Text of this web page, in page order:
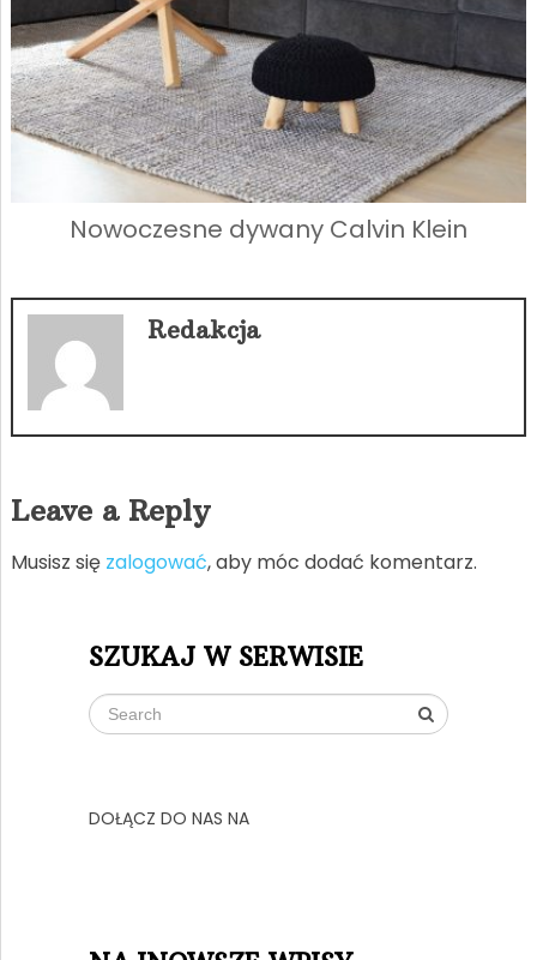
Nowoczesne dywany Calvin Klein
Redakcja
Leave a Reply
Musisz się zalogować, aby móc dodać komentarz.
SZUKAJ W SERWISIE
DOŁĄCZ DO NAS NA